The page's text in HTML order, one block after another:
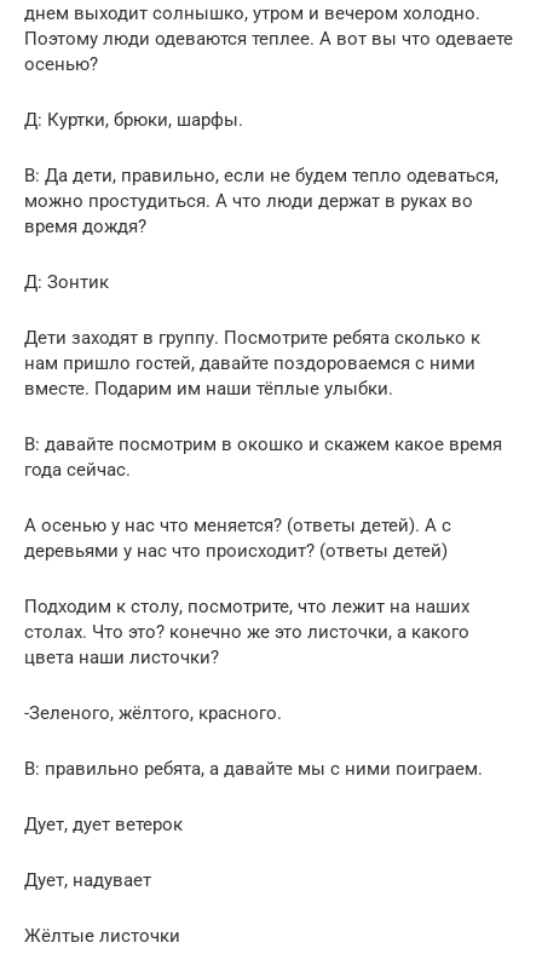
днем выходит солнышко, утром и вечером холодно.
Поэтому люди одеваются теплее. А вот вы что одеваете
осенью?
Д: Куртки, брюки, шарфы.
В: Да дети, правильно, если не будем тепло одеваться,
можно простудиться. А что люди держат в руках во
время дождя?
Д: Зонтик
Дети заходят в группу. Посмотрите ребята сколько к
нам пришло гостей, давайте поздороваемся с ними
вместе. Подарим им наши тёплые улыбки.
В: давайте посмотрим в окошко и скажем какое время
года сейчас.
А осенью у нас что меняется? (ответы детей). А с
деревьями у нас что происходит? (ответы детей)
Подходим к столу, посмотрите, что лежит на наших
столах. Что это? конечно же это листочки, а какого
цвета наши листочки?
-Зеленого, жёлтого, красного.
В: правильно ребята, а давайте мы с ними поиграем.
Дует, дует ветерок
Дует, надувает
Жёлтые листочки